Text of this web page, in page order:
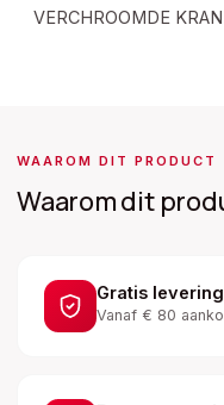
VERCHROOMDE
WAAROM DIT PRODUCT
Waarom dit
Gratis levering
Vanaf € 80